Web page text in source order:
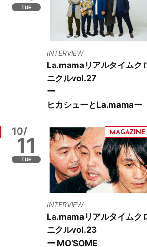
TUE
INTERVIEW
La.mamaリアルタイムク
ニクルvol.27
ー
ヒカシューとLa.mamaー
10/
11
TUE
INTERVIEW
La.mamaリアルタイムク
ニクルvol.23
ー MO’SOME